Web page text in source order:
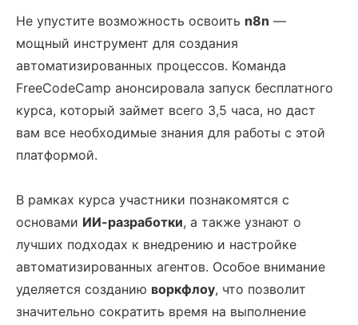
Не упустите возможность освоить n8n —
мощный инструмент для создания
автоматизированных процессов. Команда
FreeCodeCamp анонсировала запуск бесплатного
курса, который займет всего 3,5 часа, но даст
вам все необходимые знания для работы с этой
платформой.
В рамках курса участники познакомятся с
основами ИИ-разработки, а также узнают о
лучших подходах к внедрению и настройке
автоматизированных агентов. Особое внимание
уделяется созданию воркфлоу, что позволит
значительно сократить время на выполнение